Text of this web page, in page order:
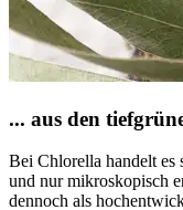
... aus den
Bei Chlorella handelt es
und nur mikroskopisch
dennoch als